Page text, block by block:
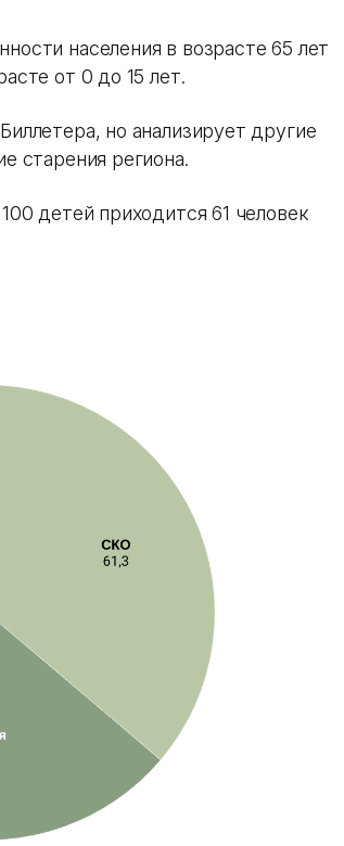
населения в возрасте 65 лет
от 0 до 15 лет.
но анализирует другие
старения региона.
детей приходится 61 человек